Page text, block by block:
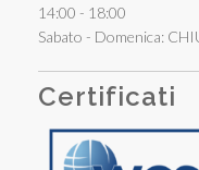
14:00 - 18:00
Sabato - Domenica:
Certificati